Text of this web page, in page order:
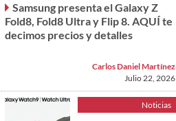
Samsung presenta el Galaxy Z
Fold8, Fold8 Ultra y Flip 8. AQUÍ te
decimos precios y detalles
Carlos Daniel Martínez
Julio 22, 2026
Noticias